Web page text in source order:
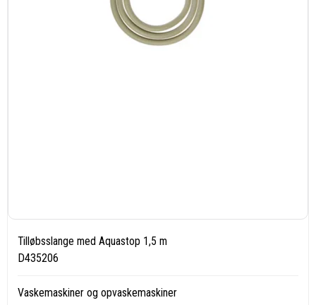
Tilløbsslange med Aquastop 1,5 m
D435206
Vaskemaskiner og opvaskemaskiner